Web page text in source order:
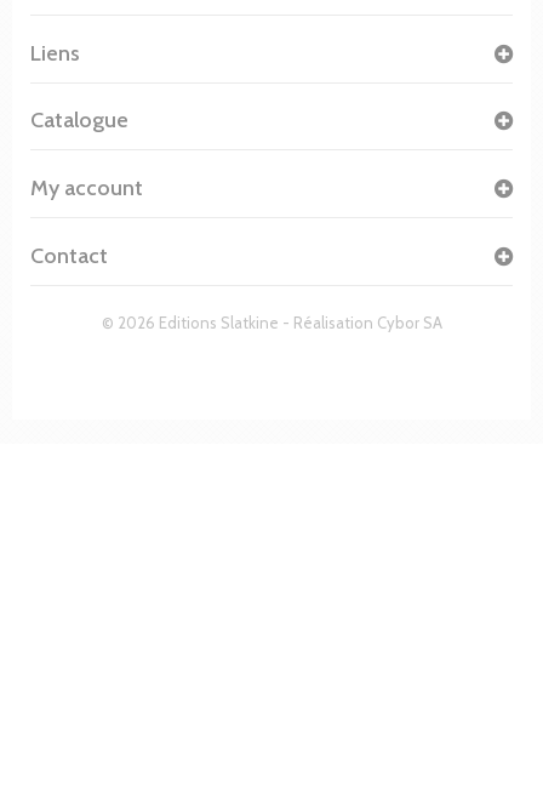
© 2026 Editions Slatkine - Réalisation Cybor SA
Liens
Catalogue
My account
Contact